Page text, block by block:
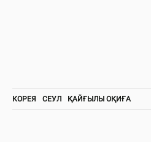
КОРЕЯ СЕУЛ ҚАЙҒЫЛЫ ОҚИҒА